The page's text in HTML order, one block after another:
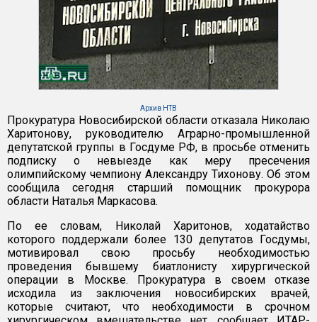
Архив НТВ
Прокуратура Новосибирской области отказала Николаю
Харитонову, руководителю Аграрно-промышленной
депутатской группы в Госдуме РФ, в просьбе отменить
подписку о невыезде как меру пресечения
олимпийскому чемпиону Александру Тихонову. Об этом
сообщила сегодня старший помощник прокурора
области Наталья Маркасова.
По ее словам, Николай Харитонов, ходатайство
которого поддержали более 130 депутатов Госдумы,
мотивировал свою просьбу необходимостью
проведения бывшему биатлонисту хирургической
операции в Москве. Прокуратура в своем отказе
исходила из заключения новосибирских врачей,
которые считают, что необходимости в срочном